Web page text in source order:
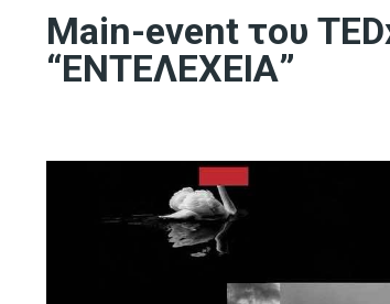
Main-event του
“ΕΝΤΕΛΕΧΕΙΑ”